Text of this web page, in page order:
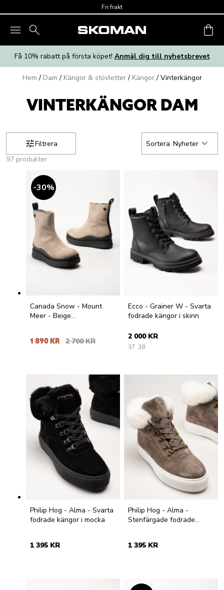
Fri frakt
Få 10% rabatt på första köpet! Anmäl dig till nyhetsbrevet
Hem / Dam / Kängor & stövletter / Kängor / Vinterkängor
VINTERKÄNGOR DAM
Filtrera Sortera Nyheter
97 produkter
30%
Canada Snow - Mount
Meer - Beige
1 890 KR 2 700 KR
Ecco - Grainer W - Svarta
fodrade kängor i skinn
2 000 KR
37 38
Philip Hog - Alma - Svarta
fodrade kängor i mocka
1 395 KR
Philip Hog - Alma -
Stenfärgade fodrade
1 395 KR